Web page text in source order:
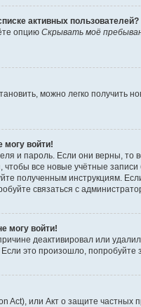
активных пользователей?
опцию Скрывать моё
можно легко
могу войти!
и пароль. Если они верны,
чтобы все новые учётные
полученным инструкциям.
связаться с
могу войти!
деактивировал или
это произошло, попробуйте
Act), или Акт о защите